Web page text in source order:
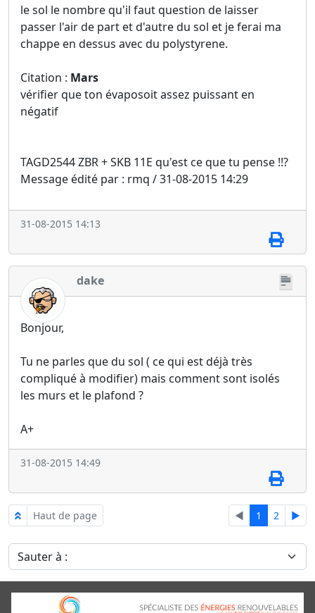
le sol le nombre qu'il faut question de laisser
passer l'air de part et d'autre du sol et je ferai ma
chappe en dessus avec du polystyrene.
Citation : Mars
vérifier que ton évaposoit assez puissant en
négatif
TAGD2544 ZBR + SKB 11E qu'est ce que tu pense !!?
Message édité par : rmq / 31-08-2015 14:29
31-08-2015 14:13
dake
Bonjour,
Tu ne parles que du sol ( ce qui est déjà très
compliqué à modifier) mais comment sont isolés
les murs et le plafond ?
A+
31-08-2015 14:49
Haut de page ◄ 1 2 ►
Sauter à :